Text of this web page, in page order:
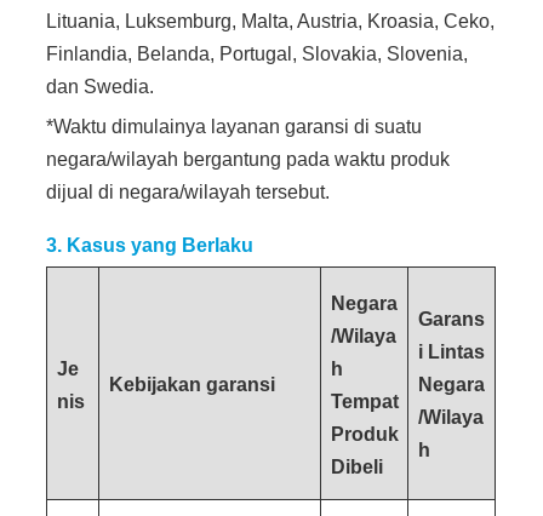
Lituania, Luksemburg, Malta, Austria, Kroasia, Ceko,
Finlandia, Belanda, Portugal, Slovakia, Slovenia,
dan Swedia.
*Waktu dimulainya layanan garansi di suatu
negara/wilayah bergantung pada waktu produk
dijual di negara/wilayah tersebut.
3. Kasus yang Berlaku
Je
nis
Kebijakan garansi
Negara
/Wilaya
h
Tempat
Produk
Dibeli
Garans
i Lintas
Negara
/Wilaya
h